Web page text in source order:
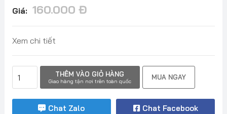
Giá: 160.000 Đ
Xem chi tiết
ĐĨA
THÊM VÀO GIỎ HÀNG
Giao hàng tận nơi trên toàn quốc
MUA NGAY
Chat Zalo Chat Facebook